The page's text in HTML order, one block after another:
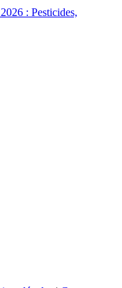
: Pesticides,